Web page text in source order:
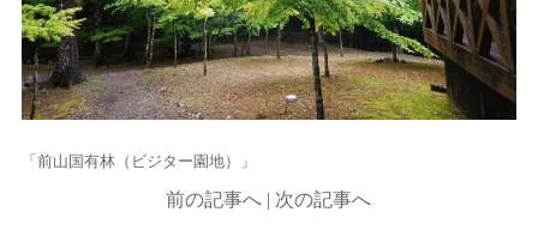
「前山国有林（ビジター園地）」
前の記事へ | 次の記事へ